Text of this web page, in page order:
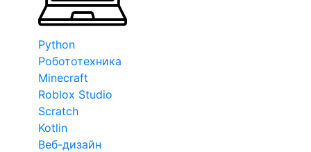
Python
Робототехника
Minecraft
Roblox Studio
Scratch
Kotlin
Веб-дизайн